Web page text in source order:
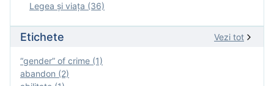
Legea şi viaţa (36)
Etichete Vezi tot
“gender” of crime (1)
abandon (2)